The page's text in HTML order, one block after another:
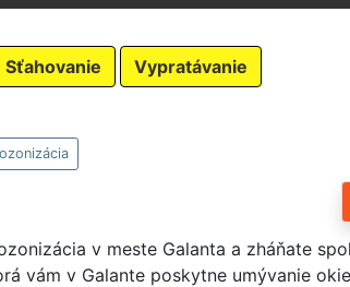
Sťahovanie Vypratávanie
v meste Galanta a zháňate
vám v Galante poskytne umývanie